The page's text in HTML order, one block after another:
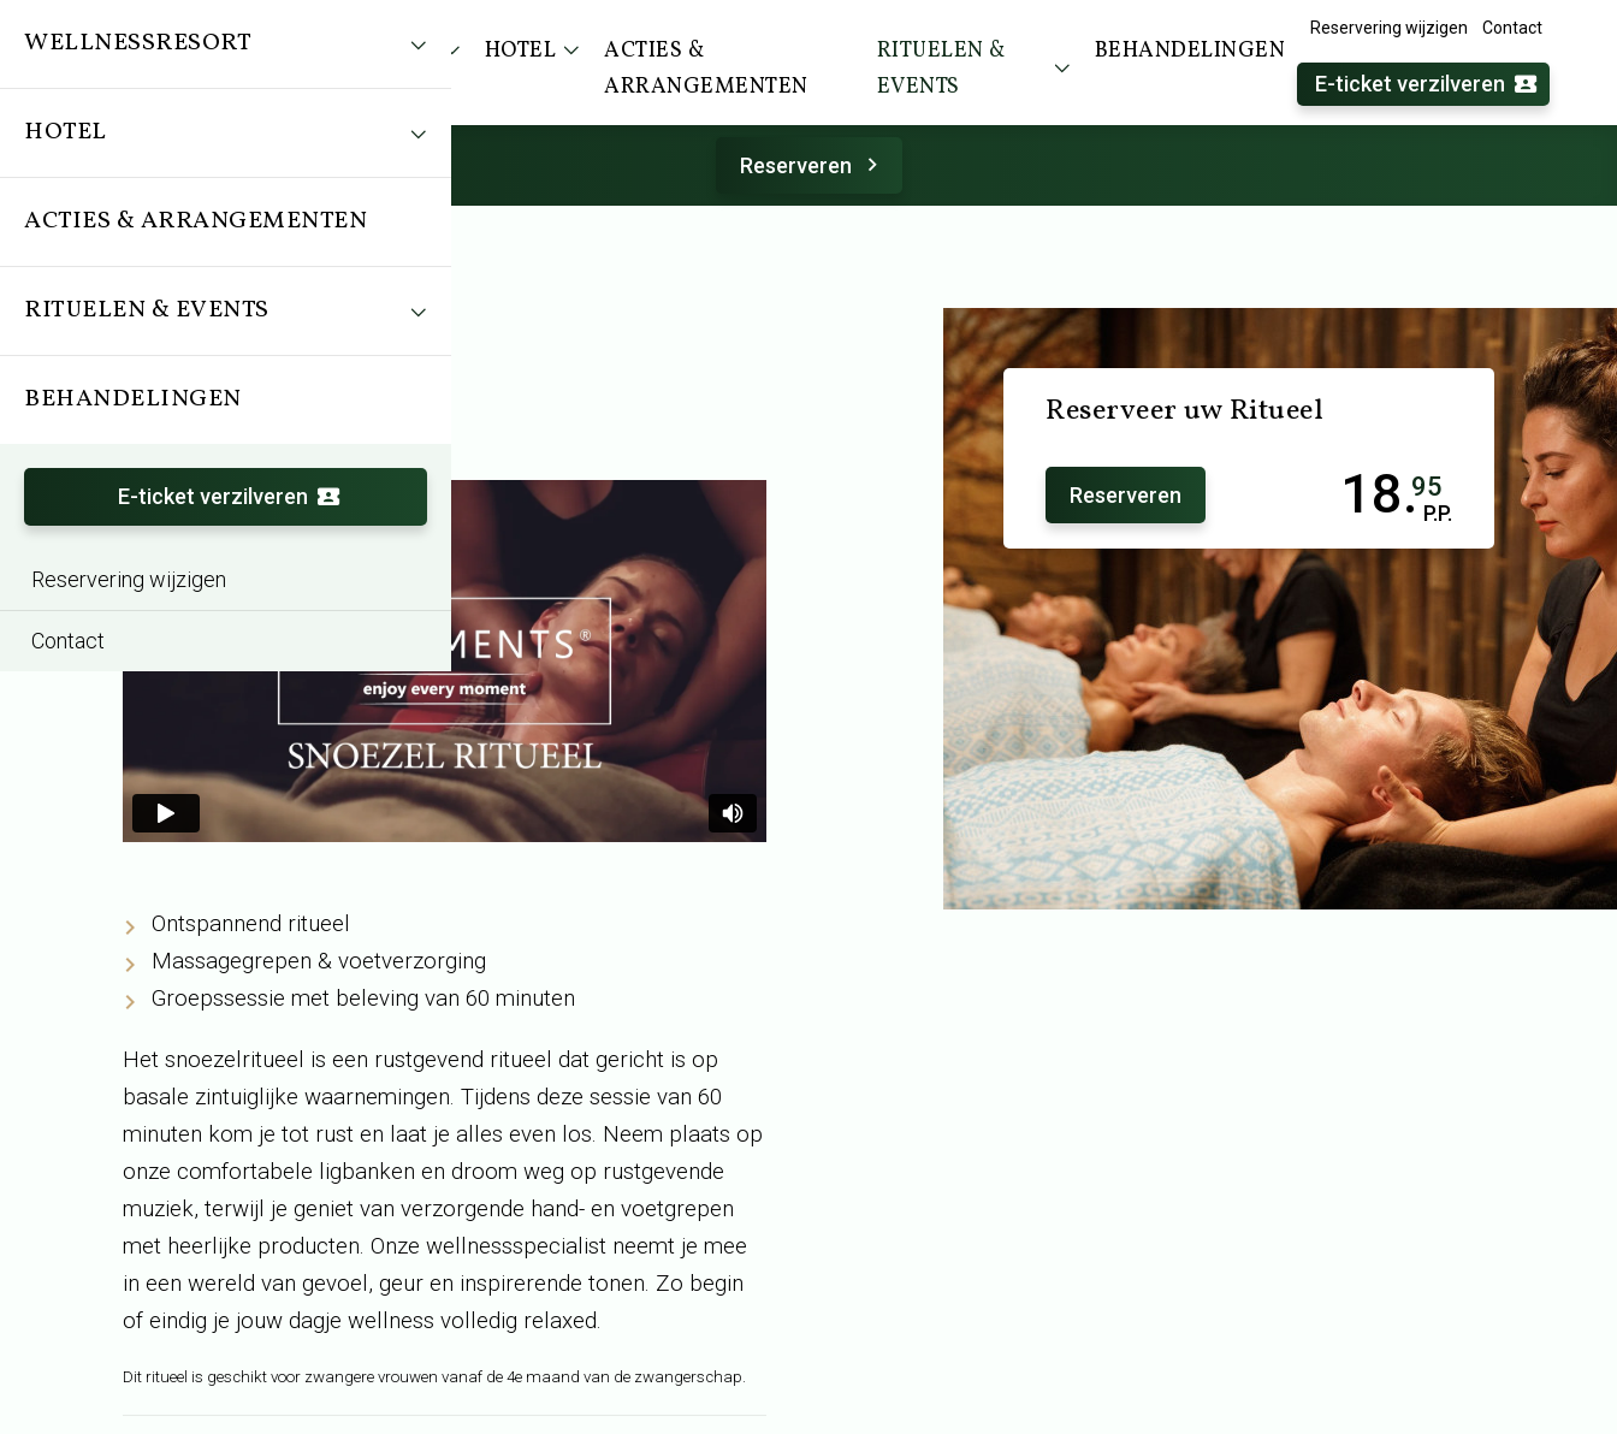
Reservering wijzigen Contact
WELLNESSRESORT HOTEL
ACTIES &
ARRANGEMENTEN
RITUELEN &
EVENTS
BEHANDELINGEN
E-ticket verzilveren
WELLNESSRESORT
HOTEL
ACTIES & ARRANGEMENTEN
RITUELEN & EVENTS
BEHANDELINGEN
E-ticket verzilveren
Reservering wijzigen
Contact
Reserveren
Snoezel ritueel
Ontspannend ritueel
Massagegrepen & voetverzorging
Groepssessie met beleving van 60 minuten
Het snoezelritueel is een rustgevend ritueel dat gericht is op
basale zintuiglijke waarnemingen. Tijdens deze sessie van 60
minuten kom je tot rust en laat je alles even los. Neem plaats op
onze comfortabele ligbanken en droom weg op rustgevende
muziek, terwijl je geniet van verzorgende hand- en voetgrepen
met heerlijke producten. Onze wellnessspecialist neemt je mee
in een wereld van gevoel, geur en inspirerende tonen. Zo begin
of eindig je jouw dagje wellness volledig relaxed.
Dit ritueel is geschikt voor zwangere vrouwen vanaf de 4e maand van de zwangerschap.
Reserveer uw Ritueel
Reserveren 18.95
P.P.